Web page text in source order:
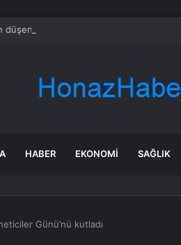
düşen hamile kadın öldü, eşi gözaltında
HABER EKONOMI SAĞLIK
Günü’nü kutladı